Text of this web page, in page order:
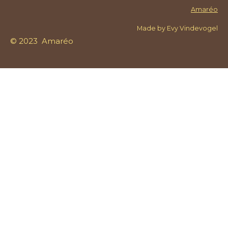
Amaréo
Made by Evy Vindevogel
© 2023 Amaréo